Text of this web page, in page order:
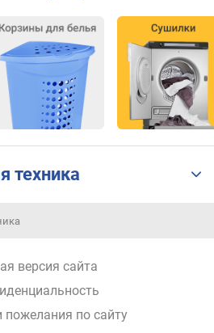
техника
версия сайта
пожелания по сайту